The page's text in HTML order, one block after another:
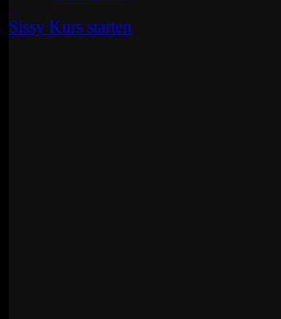
Sissy Kurs starten